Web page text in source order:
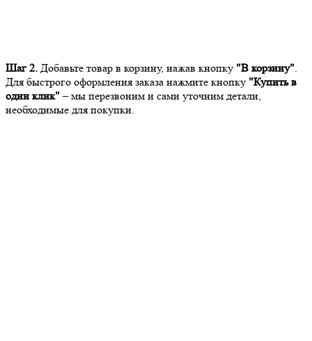
Шаг 2. Добавьте товар в корзину, нажав кнопку "В корзину".
Для быстрого оформления заказа нажмите кнопку "Купить в
один клик" – мы перезвоним и сами уточним детали,
необходимые для покупки.